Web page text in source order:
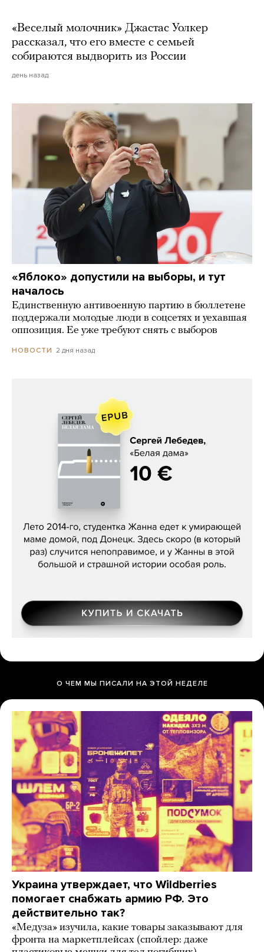
«Веселый молочник» Джастас Уолкер
рассказал, что его вместе с семьей
собираются выдворить из России
день назад
«Яблоко» допустили на выборы, и тут
началось
Единственную антивоенную партию в бюллетене
поддержали молодые люди в соцсетях и уехавшая
оппозиция. Ее уже требуют снять с выборов
НОВОСТИ 2 дня назад
Сергей Лебедев, «Белая дама»
О ЧЕМ МЫ ПИСАЛИ НА ЭТОЙ НЕДЕЛЕ
Украина утверждает, что Wildberries
помогает снабжать армию РФ. Это
действительно так?
«Медуза» изучила, какие товары заказывают для
фронта на маркетплейсах (спойлер: даже